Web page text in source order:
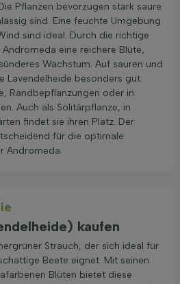
Pflanzen bevorzugen stark saure
sind. Eine feuchte Umgebung
sind ideal. Durch die richtige
eine reichere Blüte,
Wachstum. Auf sauren und
Lavendelheide besonders gut.
Randbepflanzungen oder in
Auch als Solitärpflanze, in
findet sie ihren Platz. Der
für die optimale
Andromeda.
kaufen
Strauch, der sich ideal für
Beete eignet. Mit seinen
Blüten bietet diese